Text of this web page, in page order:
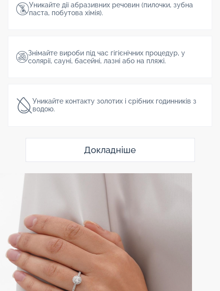
Уникайте дії абразивних речовин (пилочки, зубна
паста, побутова хімія).
Знімайте вироби під час гігієнічних процедур, у
солярії, сауні, басейні, лазні або на пляжі.
Уникайте контакту золотих і срібних годинників з
водою.
Докладніше